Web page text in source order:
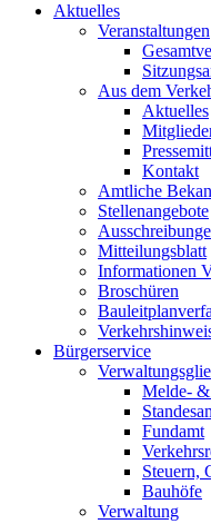
Aktuelles
Veranstaltungen
Aus dem
Aktuelles
Kontakt
Amtliche
Stellenangebote
Mitteilungsblatt
Informationen
Broschüren
Bürgerservice
Melde- &
Fundamt
Steuern,
Bauhöfe
Verwaltung